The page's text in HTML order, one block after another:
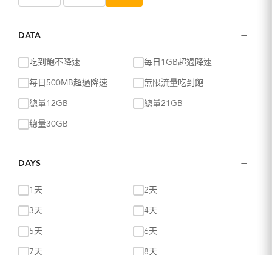
DATA −
吃到飽不降速 每日1GB超過降速
每日500MB超過降速 無限流量吃到飽
總量12GB 總量21GB
總量30GB
DAYS −
1天 2天
3天 4天
5天 6天
7天 8天